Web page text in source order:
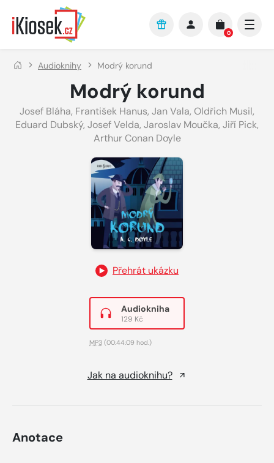
Přejít na hlavní obsah
0
Audioknihy Modrý korund
Modrý korund
Josef Bláha, František Hanus, Jan Vala, Oldřich Musil,
Eduard Dubský, Josef Velda, Jaroslav Moučka, Jiří Pick,
Arthur Conan Doyle
Přehrát ukázku
Audiokniha
129 Kč
MP3 (00:44:09 hod.)
Jak na audioknihu?
Anotace